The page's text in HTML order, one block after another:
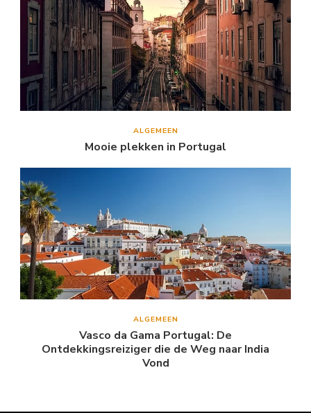
ALGEMEEN
Mooie plekken in Portugal
ALGEMEEN
Vasco da Gama Portugal: De
Ontdekkingsreiziger die de Weg naar India
Vond